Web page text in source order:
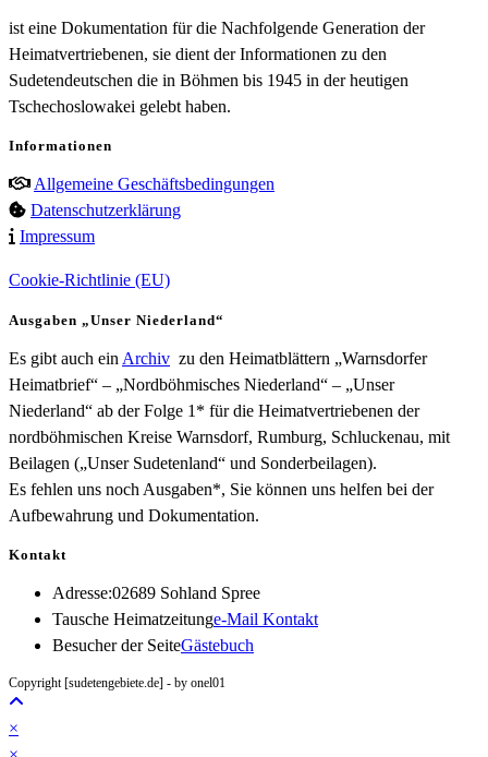
ist eine Dokumentation für die Nachfolgende Generation der
Heimatvertriebenen, sie dient der Informationen zu den
Sudetendeutschen die in Böhmen bis 1945 in der heutigen
Tschechoslowakei gelebt haben.
Informationen
Allgemeine Geschäftsbedingungen
Datenschutzerklärung
Impressum
Cookie-Richtlinie (EU)
Ausgaben „Unser Niederland“
Es gibt auch ein Archiv zu den Heimatblättern „Warnsdorfer
Heimatbrief“ – „Nordböhmisches Niederland“ – „Unser
Niederland“ ab der Folge 1* für die Heimatvertriebenen der
nordböhmischen Kreise Warnsdorf, Rumburg, Schluckenau, mit
Beilagen („Unser Sudetenland“ und Sonderbeilagen).
Es fehlen uns noch Ausgaben*, Sie können uns helfen bei der
Aufbewahrung und Dokumentation.
Kontakt
Adresse:02689 Sohland Spree
Tausche Heimatzeitunge-Mail KontaktOpens
Besucher der SeiteGästebuch
Copyright [sudetengebiete.de] - by onel01
×